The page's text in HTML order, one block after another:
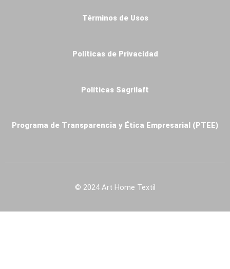
Zona
Venta
Términos de Usos
Políticas de Privacidad
Políticas Sagrilaft
Programa de Transparencia y Ética Empresarial (PTEE)
© 2024 Art Home Textil